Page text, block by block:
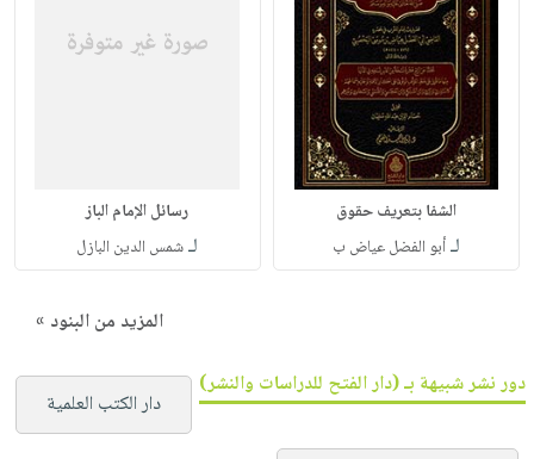
الشفا بتعريف حقوق
لـأبو الفضل عياض ب
رسائل الإمام الباز
لـشمس الدين البازل
المزيد من البنود »
دور نشر شبيهة بـ (دار الفتح للدراسات والنشر)
دار الكتب العلمية